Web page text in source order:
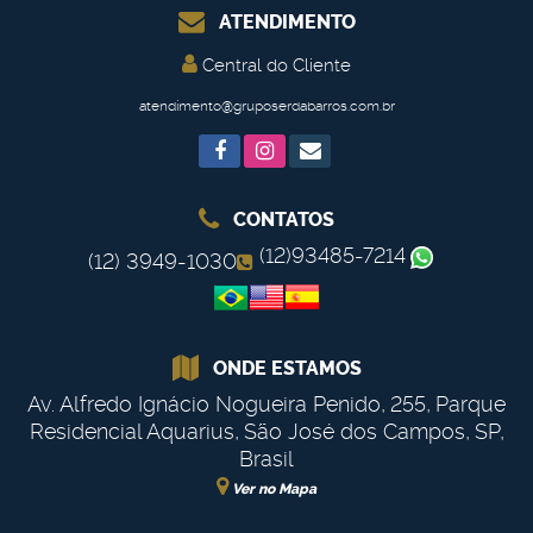
ATENDIMENTO
Central do Cliente
atendimento@gruposerdabarros.com.br
CONTATOS
(12) 3949-1030 (12)93485-7214
ONDE ESTAMOS
Av. Alfredo Ignácio Nogueira Penido, 255, Parque
Residencial Aquarius, São José dos Campos, SP,
Brasil
Ver no Mapa